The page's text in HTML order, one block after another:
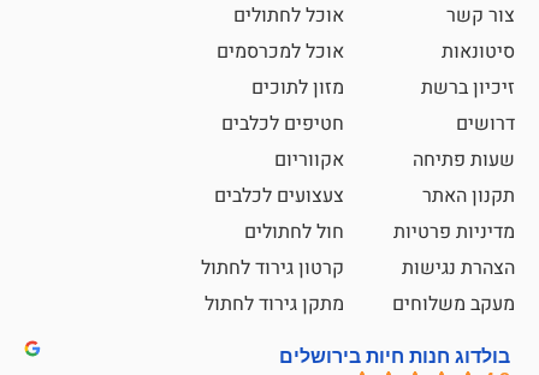
אוכל לחתולים
אוכל למכרסמים
מזון לתוכים
חטיפים לכלבים
אקווריום
צעצועים לכלבים
חול לחתולים
קרטון גירוד לחתול
מתקן גירוד לחתול
בירושלים